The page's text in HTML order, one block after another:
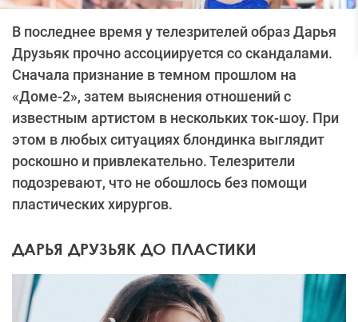
В последнее время у телезрителей образ Дарья
Друзьяк прочно ассоциируется со скандалами.
Сначала признание в темном прошлом на
«Доме-2», затем выяснения отношений с
известным артистом в нескольких ток-шоу. При
этом в любых ситуациях блондинка выглядит
роскошно и привлекательно. Телезрители
подозревают, что не обошлось без помощи
пластических хирургов.
ДАРЬЯ ДРУЗЬЯК ДО ПЛАСТИКИ